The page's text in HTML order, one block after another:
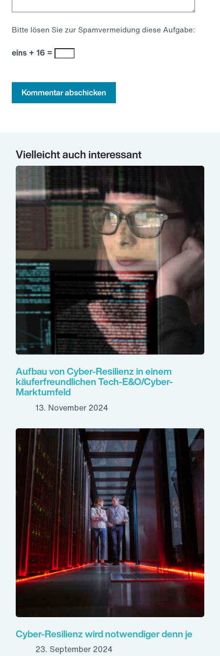
Bitte lösen Sie zur Spamvermeidung diese Aufgabe:
eins + 16 =
Kommentar abschicken
Vielleicht auch interessant
Aufbau von Cyber-Resilienz in einem
käuferfreundlichen Tech-E&O/Cyber-
Marktumfeld
13. November 2024
Cyber-Resilienz wird notwendiger denn je
23. September 2024